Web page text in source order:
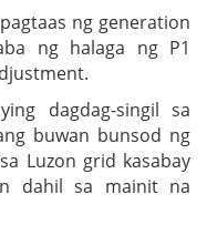
ng generation
ng halaga ng P1
dagdag-singil sa
buwan bunsod ng
Luzon grid kasabay
dahil sa mainit na